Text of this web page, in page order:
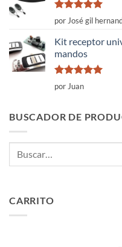
Valorado
con
de 5
por José gil
Kit receptor
mandos
Valorado
con
por Juan
BUSCADOR DE
CARRITO